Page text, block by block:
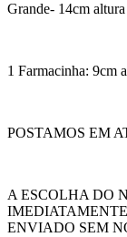
Grande- 14cm
1 Farmacinha: 9cm
POSTAMOS EM
A ESCOLHA DO
IMEDIATAMENTE
ENVIADO SEM